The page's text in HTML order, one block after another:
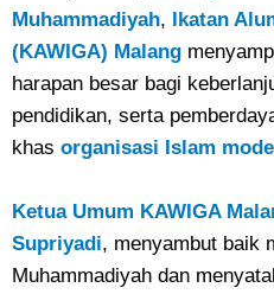
Muhammadiyah, Ikatan
(KAWIGA) Malang
harapan besar bagi
pendidikan, serta
khas organisasi Islam
Ketua Umum KAWIGA
Supriyadi, menyambut baik
Muhammadiyah dan